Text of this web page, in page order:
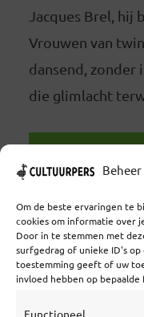
Om de beste ervaringen te
cookies om informatie over
Door in te stemmen met
surfgedrag of unieke ID's
toestemming geeft of uw
invloed hebben op
Functioneel
Jacques Brel, hij
Vrouwen van
dansend, zonder
die glimlacht
Coöperatief
3524KS Utrecht |